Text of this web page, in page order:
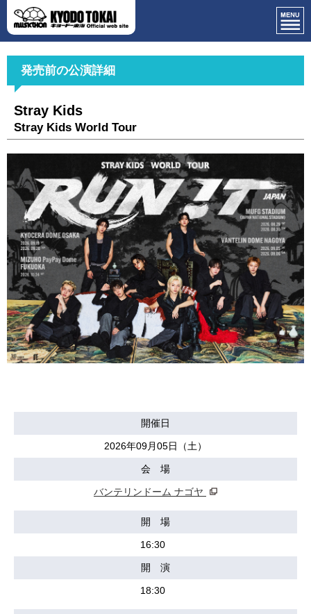
発売前の公演詳細
Stray Kids
Stray Kids World Tour
開催日
2026年09月05日（土）
会 場
バンテリンドーム ナゴヤ
開 場
16:30
開 演
18:30